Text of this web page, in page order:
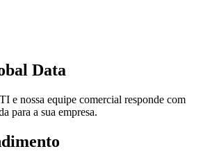
Data
e nossa equipe comercial responde com
para a sua empresa.